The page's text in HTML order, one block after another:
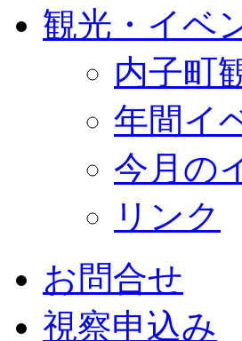
観光・イベ
内子町
年間イ
今月の
リンク
お問合せ
視察申込み